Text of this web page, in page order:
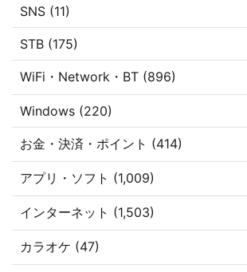
SNS (11)
STB (175)
WiFi・Network・BT (896)
Windows (220)
お金・決済・ポイント (414)
アプリ・ソフト (1,009)
インターネット (1,503)
カラオケ (47)